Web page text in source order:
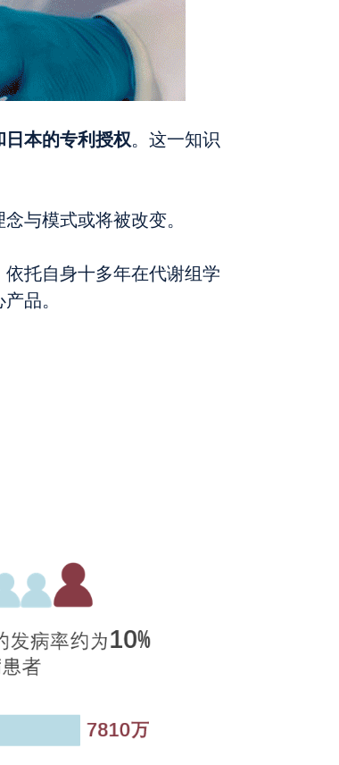
本的专利授权。这一知识
与模式或将被改变。
托自身十多年在代谢组学
品。